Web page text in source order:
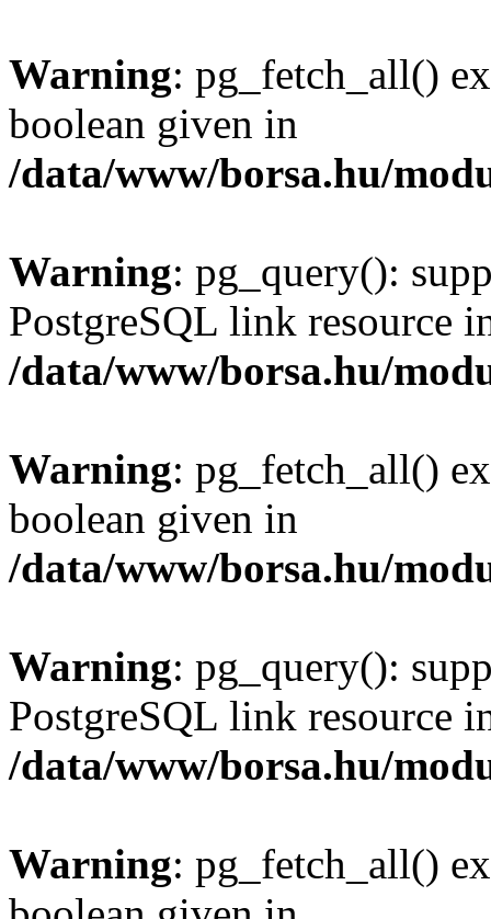
Warning: pg_fetch_all()
boolean given in
/data/www/borsa.hu/
Warning: pg_query():
PostgreSQL link resource
/data/www/borsa.hu/
Warning: pg_fetch_all()
boolean given in
/data/www/borsa.hu/
Warning: pg_query():
PostgreSQL link resource
/data/www/borsa.hu/
Warning: pg_fetch_all()